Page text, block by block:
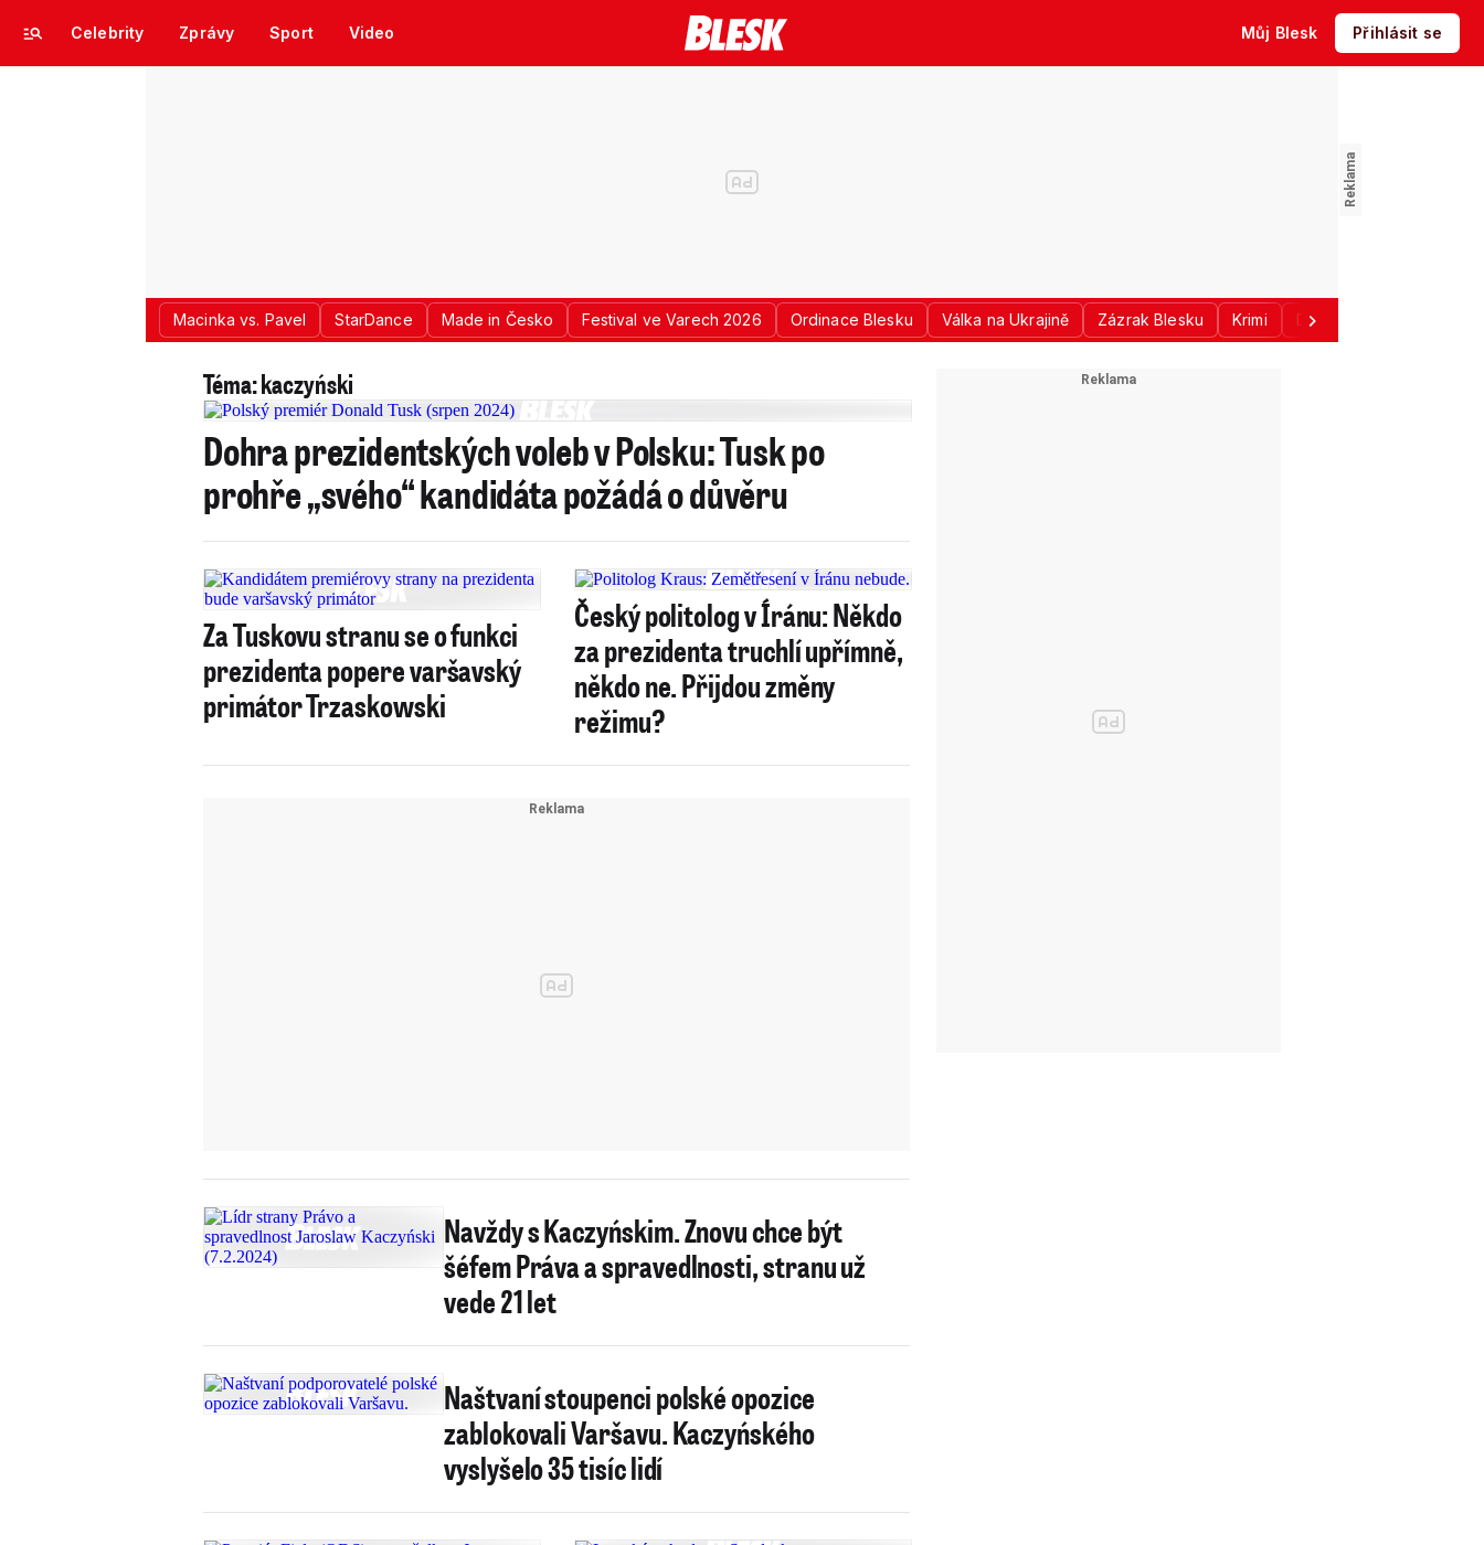
Celebrity Zprávy Sport Video Můj Blesk Přihlásit se
Macinka vs. Pavel StarDance Made in Česko Festival ve Varech 2026 Ordinace Blesku Válka na Ukrajině Zázrak Blesku Krimi Donald Trump
Téma: kaczyński
Dohra prezidentských voleb v Polsku: Tusk po
prohře „svého“ kandidáta požádá o důvěru
Za Tuskovu stranu se o funkci
prezidenta popere varšavský
primátor Trzaskowski
Český politolog v Íránu: Někdo
za prezidenta truchlí upřímně,
někdo ne. Přijdou změny
režimu?
Navždy s Kaczyńskim. Znovu chce být
šéfem Práva a spravedlnosti, stranu už
vede 21 let
Naštvaní stoupenci polské opozice
zablokovali Varšavu. Kaczyńského
vyslyšelo 35 tisíc lidí